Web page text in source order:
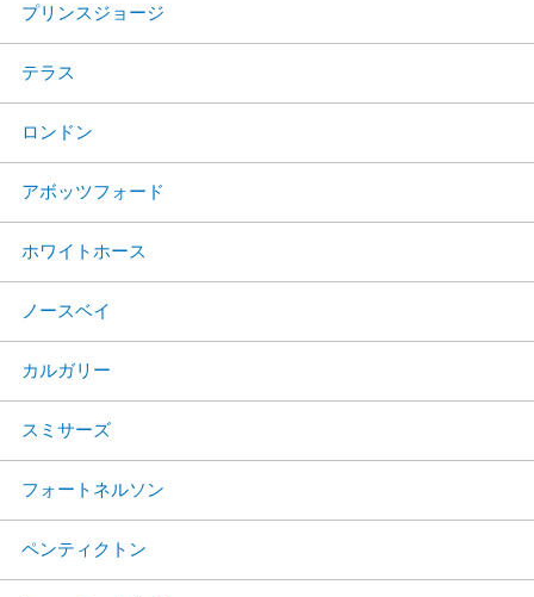
プリンスジョージ
テラス
ロンドン
アボッツフォード
ホワイトホース
ノースベイ
カルガリー
スミサーズ
フォートネルソン
ペンティクトン